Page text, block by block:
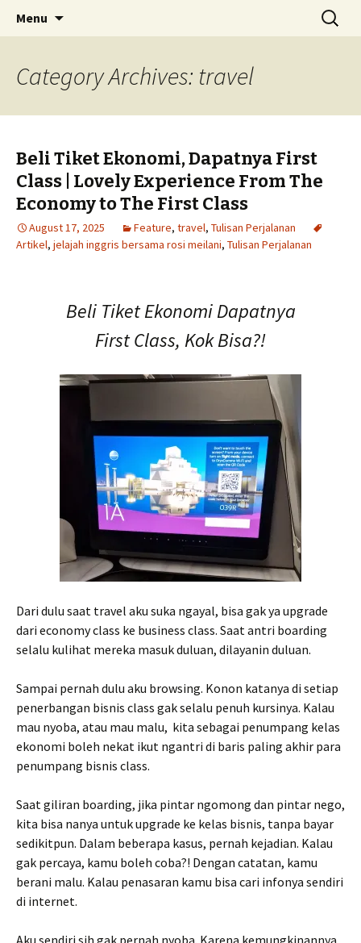
Menu
Search
for:
Category Archives: travel
Beli Tiket Ekonomi, Dapatnya First
Class | Lovely Experience From The
Economy to The First Class
August 17, 2025 Feature, travel, Tulisan Perjalanan
Artikel, jelajah inggris bersama rosi meilani, Tulisan Perjalanan
Beli Tiket Ekonomi Dapatnya
First Class, Kok Bisa?!
Dari dulu saat travel aku suka ngayal, bisa gak ya upgrade
dari economy class ke business class. Saat antri boarding
selalu kulihat mereka masuk duluan, dilayanin duluan.
Sampai pernah dulu aku browsing. Konon katanya di setiap
penerbangan bisnis class gak selalu penuh kursinya. Kalau
mau nyoba, atau mau malu, kita sebagai penumpang kelas
ekonomi boleh nekat ikut ngantri di baris paling akhir para
penumpang bisnis class.
Saat giliran boarding, jika pintar ngomong dan pintar nego,
kita bisa nanya untuk upgrade ke kelas bisnis, tanpa bayar
sedikitpun. Dalam beberapa kasus, pernah kejadian. Kalau
gak percaya, kamu boleh coba?! Dengan catatan, kamu
berani malu. Kalau penasaran kamu bisa cari infonya sendiri
di internet.
Aku sendiri sih gak pernah nyoba. Karena kemungkinannya